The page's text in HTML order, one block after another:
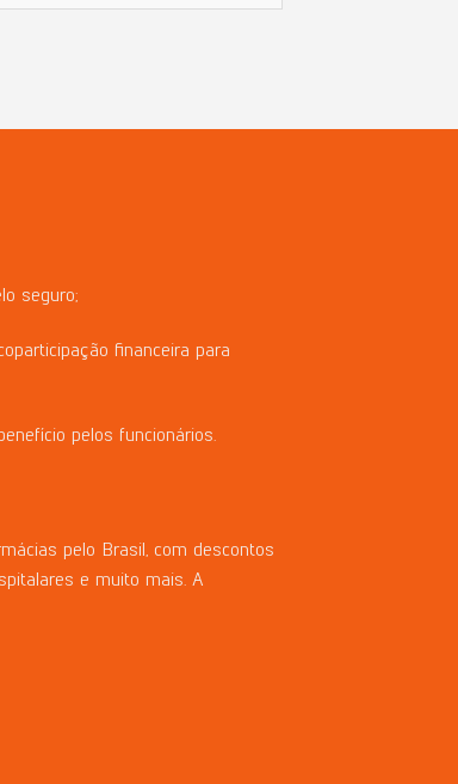
seguro;
financeira para
pelos funcionários.
pelo Brasil, com descontos
e muito mais. A